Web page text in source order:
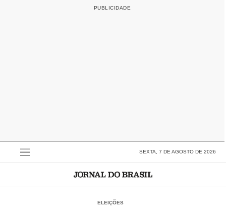
SEXTA, 7 DE AGOSTO DE 2026
ELEIÇÕES